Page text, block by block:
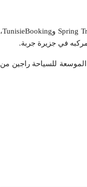
نعت وزارة السياحة في بلاغ لها، خالد رجبي الرئيس المدير العام لوكالة الأسفار Spring Travel Services وTunisieBooking،
في جزيرة جربة.
الموسعة للسياحة راجين من